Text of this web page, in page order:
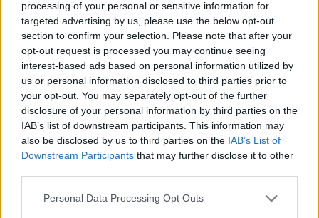
processing of your personal or sensitive information for
targeted advertising by us, please use the below opt-out
section to confirm your selection. Please note that after your
opt-out request is processed you may continue seeing
interest-based ads based on personal information utilized by
us or personal information disclosed to third parties prior to
your opt-out. You may separately opt-out of the further
disclosure of your personal information by third parties on the
IAB’s list of downstream participants. This information may
also be disclosed by us to third parties on the IAB’s List of
Downstream Participants that may further disclose it to other
Personal Data Processing Opt Outs
Moscovei, marxist fanatic, ataca NATO și SUA
ca „militariști iresponsabili”. Olaf Scholz și-a
ascuns legăturile cu regimul est-german
*Un deputat rus amenință SUA: „Cenușa
nucleară va veni de la voi!” / Finlanda, Suedia
și țările baltice „vor trebui zdrobite”, „vrem să
le distrugem”